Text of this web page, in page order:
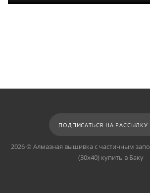
ПОДПИСАТЬСЯ НА РАССЫЛКУ
2026 © Алмазная вышивка с частичным
(30х40) купить в Баку